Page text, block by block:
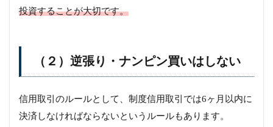
投資することが大切です。
（２）逆張り・ナンピン買いはしない
信用取引のルールとして、制度信用取引では6ヶ月以内に
決済しなければならないというルールもあります。